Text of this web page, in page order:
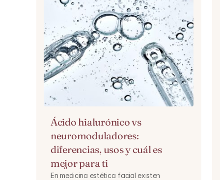
Ácido hialurónico vs
neuromoduladores:
diferencias, usos y cuál es
mejor para ti
En medicina estética facial existen